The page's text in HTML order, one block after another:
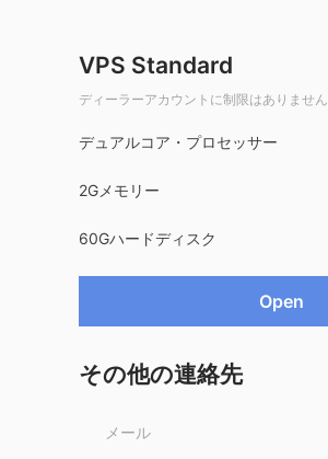
VPS Standard
ディーラーアカウントに制限はありません
デュアルコア・プロセッサー
2Gメモリー
60Gハードディスク
Open
その他の連絡先
メール